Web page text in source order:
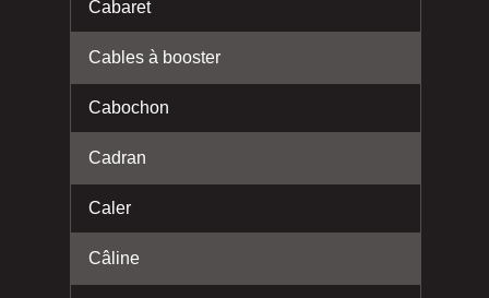
Cabaret
Cables à booster
Cabochon
Cadran
Caler
Câline